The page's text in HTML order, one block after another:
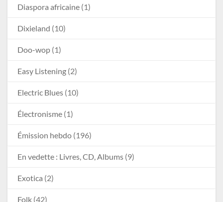
Diaspora africaine (1)
Dixieland (10)
Doo-wop (1)
Easy Listening (2)
Electric Blues (10)
Électronisme (1)
Émission hebdo (196)
En vedette : Livres, CD, Albums (9)
Exotica (2)
Folk (42)